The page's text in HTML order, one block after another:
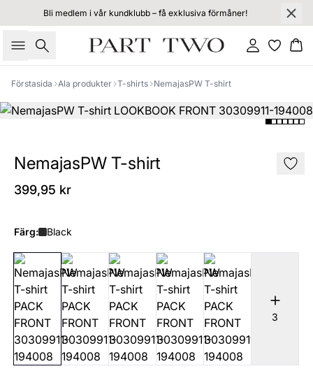
Bli medlem i vår kundklubb – få exklusiva förmåner!
Sök Logga in
Förstasida Ala produkter T-shirts NemajasPW T-shirt
NemajasPW T-shirt
399,95 kr
Färg: Black
3